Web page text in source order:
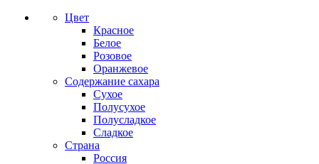
Цвет
Красное
Белое
Розовое
Оранжевое
Содержание сахара
Сухое
Полусухое
Полусладкое
Сладкое
Страна
Россия